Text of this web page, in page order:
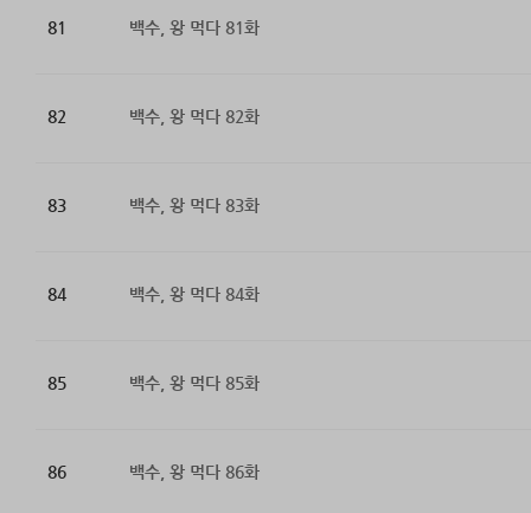
81 백수, 왕 먹다 81화
82 백수, 왕 먹다 82화
83 백수, 왕 먹다 83화
84 백수, 왕 먹다 84화
85 백수, 왕 먹다 85화
86 백수, 왕 먹다 86화